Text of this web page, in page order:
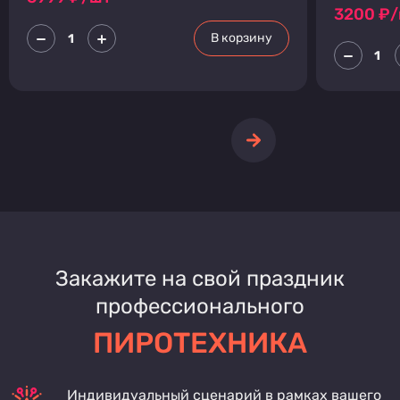
В корзину
3200 ₽/
Закажите на свой праздник
профессионального
ПИРОТЕХНИКА
Индивидуальный сценарий в рамках вашего